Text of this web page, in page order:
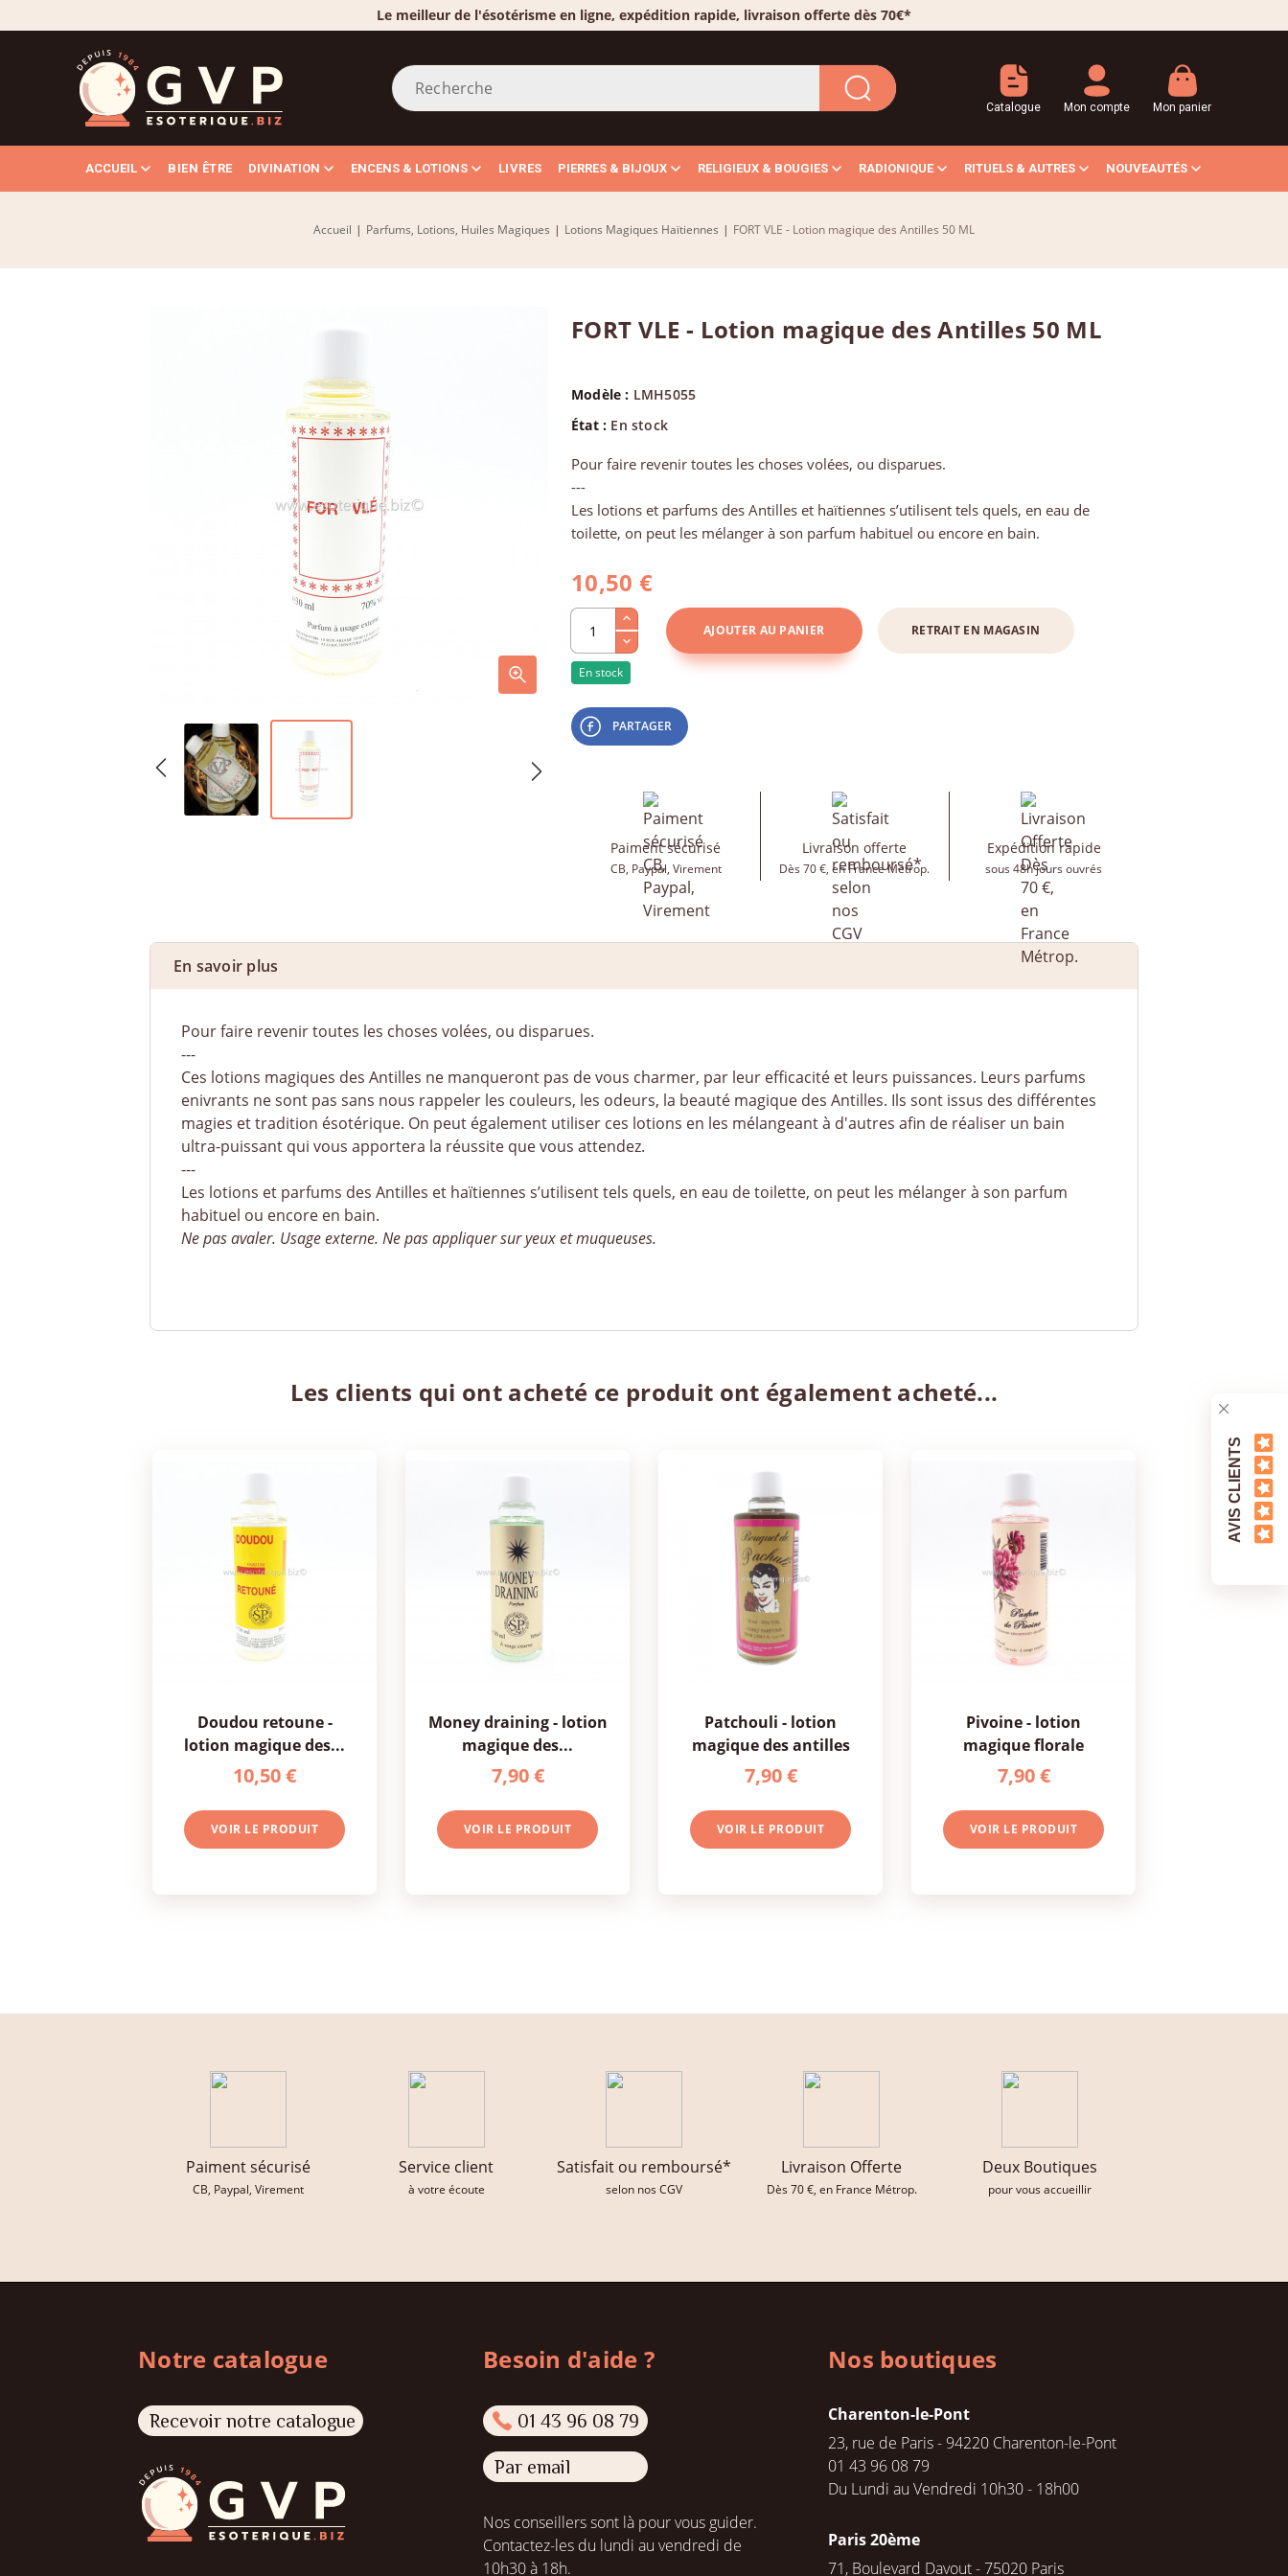
Le meilleur de l'ésotérisme en ligne, expédition rapide, livraison offerte dès 70€*
Catalogue Mon compte Mon panier
ACCUEIL BIEN ÊTRE DIVINATION ENCENS & LOTIONS LIVRES PIERRES & BIJOUX RELIGIEUX & BOUGIES RADIONIQUE RITUELS & AUTRES NOUVEAUTÉS
Accueil | Parfums, Lotions, Huiles Magiques | Lotions Magiques Haïtiennes | FORT VLE - Lotion magique des Antilles 50 ML
FORT VLE - Lotion magique des Antilles 50 ML
Modèle : LMH5055
État : En stock
Pour faire revenir toutes les choses volées, ou disparues.
---
Les lotions et parfums des Antilles et haïtiennes s’utilisent tels quels, en eau de
toilette, on peut les mélanger à son parfum habituel ou encore en bain.
10,50 €
AJOUTER AU PANIER RETRAIT EN MAGASIN
En stock
PARTAGER
Paiment sécurisé
CB, Paypal, Virement
Livraison offerte
Dès 70 €, en France Métrop.
Expédition rapide
sous 48h jours ouvrés
En savoir plus
Pour faire revenir toutes les choses volées, ou disparues.
---
Ces lotions magiques des Antilles ne manqueront pas de vous charmer, par leur efficacité et leurs puissances. Leurs parfums
enivrants ne sont pas sans nous rappeler les couleurs, les odeurs, la beauté magique des Antilles. Ils sont issus des différentes
magies et tradition ésotérique. On peut également utiliser ces lotions en les mélangeant à d'autres afin de réaliser un bain
ultra-puissant qui vous apportera la réussite que vous attendez.
---
Les lotions et parfums des Antilles et haïtiennes s’utilisent tels quels, en eau de toilette, on peut les mélanger à son parfum
habituel ou encore en bain.
Ne pas avaler. Usage externe. Ne pas appliquer sur yeux et muqueuses.
Les clients qui ont acheté ce produit ont également acheté...
doudou retoune -
lotion magique des...
10,50 €
VOIR LE PRODUIT
money draining - lotion
magique des...
7,90 €
VOIR LE PRODUIT
patchouli - lotion
magique des antilles
7,90 €
VOIR LE PRODUIT
pivoine - lotion
magique florale
7,90 €
VOIR LE PRODUIT
Paiment sécurisé
CB, Paypal, Virement
Service client
à votre écoute
Satisfait ou remboursé*
selon nos CGV
Livraison Offerte
Dès 70 €, en France Métrop.
Deux Boutiques
pour vous accueillir
Notre catalogue
Recevoir notre catalogue
Besoin d'aide ?
01 43 96 08 79
Par email
Nos conseillers sont là pour vous guider.
Contactez-les du lundi au vendredi de
10h30 à 18h.
AVIS CLIENTS
Nos boutiques
Charenton-le-Pont
23, rue de Paris - 94220 Charenton-le-Pont
01 43 96 08 79
Du Lundi au Vendredi 10h30 - 18h00
Paris 20ème
71, Boulevard Davout - 75020 Paris